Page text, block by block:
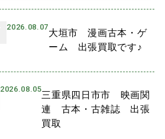
2026.08.07
大垣市 漫画古本・ゲ
ーム 出張買取です♪
2026.08.05
三重県四日市市 映画関
連 古本・古雑誌 出張
買取